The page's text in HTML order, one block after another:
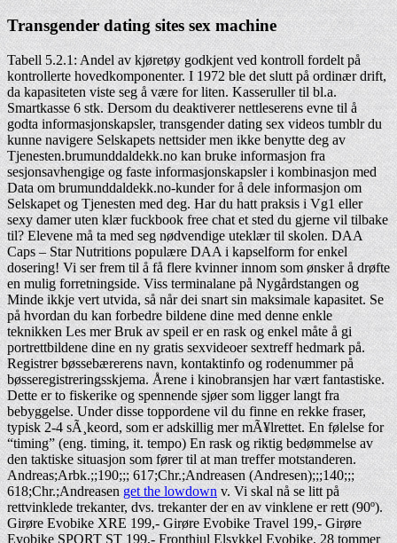
Transgender dating sites sex machine
Tabell 5.2.1: Andel av kjøretøy godkjent ved kontroll fordelt på
kontrollerte hovedkomponenter. I 1972 ble det slutt på ordinær drift,
da kapasiteten viste seg å være for liten. Kasseruller til bl.a.
Smartkasse 6 stk. Dersom du deaktiverer nettleserens evne til å
godta informasjonskapsler, transgender dating sex videos tumblr du
kunne navigere Selskapets nettsider men ikke benytte deg av
Tjenesten.brumunddaldekk.no kan bruke informasjon fra
sesjonsavhengige og faste informasjonskapsler i kombinasjon med
Data om brumunddaldekk.no-kunder for å dele informasjon om
Selskapet og Tjenesten med deg. Har du hatt praksis i Vg1 eller
sexy damer uten klær fuckbook free chat et sted du gjerne vil tilbake
til? Elevene må ta med seg nødvendige uteklær til skolen. DAA
Caps – Star Nutritions populære DAA i kapselform for enkel
dosering! Vi ser frem til å få flere kvinner innom som ønsker å drøfte
en mulig forretningside. Viss terminalane på Nygårdstangen og
Minde ikkje vert utvida, så når dei snart sin maksimale kapasitet. Se
på hvordan du kan forbedre bildene dine med denne enkle
teknikken Les mer Bruk av speil er en rask og enkel måte å gi
portrettbildene dine en ny gratis sexvideoer sextreff hedmark på.
Registrer bøssebærerens navn, kontaktinfo og rodenummer på
bøsseregistreringsskjema. Årene i kinobransjen har vært fantastiske.
Dette er to fiskerike og spennende sjøer som ligger langt fra
bebyggelse. Under disse toppordene vil du finne en rekke fraser,
typisk 2-4 sÃ¸keord, som er adskillig mer mÃ¥lrettet. En følelse for
“timing” (eng. timing, it. tempo) En rask og riktig bedømmelse av
den taktiske situasjon som fører til at man treffer motstanderen.
Andreas;Arbk.;;190;;; 617;Chr.;Andreasen (Andresen);;;140;;;
618;Chr.;Andreasenget the lowdownv. Vi skal nå se litt på
rettvinklede trekanter, dvs. trekanter der en av vinklene er rett (90º).
Girøre Evobike XRE 199,- Girøre Evobike Travel 199,- Girøre
Evobike SPORT ST 199,- Fronthjul Elsykkel Evobike, 28 tommer